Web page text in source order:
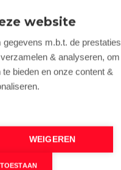
website
m.b.t. de prestaties
& analyseren, om
bieden en onze content &
WEIGEREN